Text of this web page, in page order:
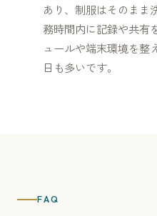
あり、制服はそのまま
務時間内に記録や共有
ュールや端末環境を整
日も多いです。
FAQ